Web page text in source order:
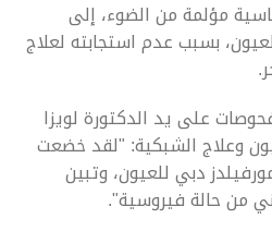
مؤلمة من الضوء، إلى
بسبب عدم استجابته لعلاج
على يد الدكتورة لويزا
وعلاج الشبكية: "لقد خضعت
دبي للعيون، وتبين
من حالة فيروسية".